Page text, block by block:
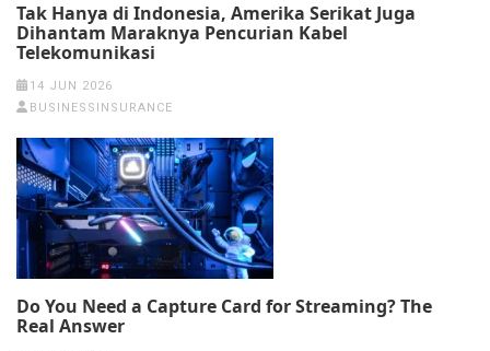
Tak Hanya di Indonesia, Amerika Serikat Juga
Dihantam Maraknya Pencurian Kabel
Telekomunikasi
14 JUN 2026
BUSINESSINSURANCE
Do You Need a Capture Card for Streaming? The
Real Answer